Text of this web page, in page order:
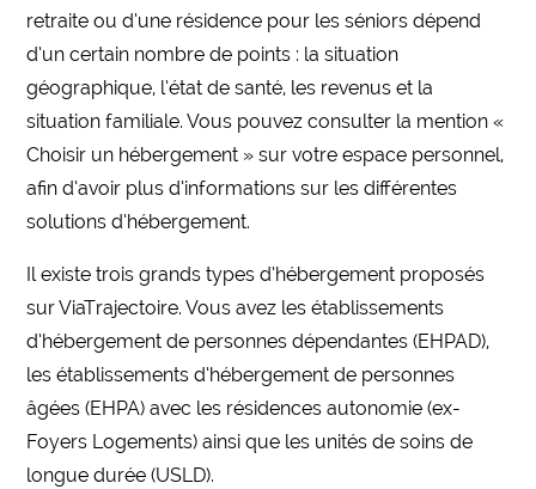
retraite ou d’une résidence pour les séniors dépend
d’un certain nombre de points : la situation
géographique, l’état de santé, les revenus et la
situation familiale. Vous pouvez consulter la mention «
Choisir un hébergement » sur votre espace personnel,
afin d’avoir plus d’informations sur les différentes
solutions d’hébergement.
Il existe trois grands types d’hébergement proposés
sur ViaTrajectoire. Vous avez les établissements
d’hébergement de personnes dépendantes (EHPAD),
les établissements d’hébergement de personnes
âgées (EHPA) avec les résidences autonomie (ex-
Foyers Logements) ainsi que les unités de soins de
longue durée (USLD).